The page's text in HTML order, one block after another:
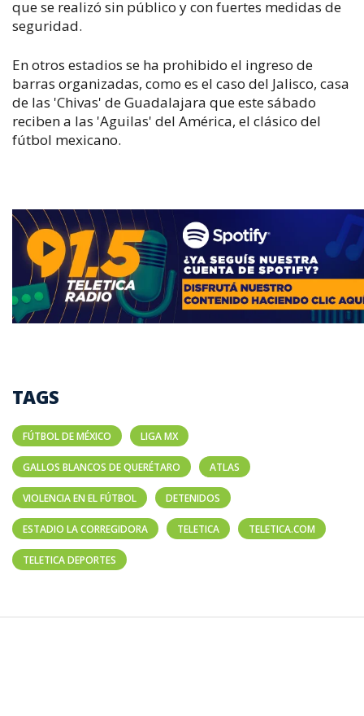
que se realizó sin público y con fuertes medidas de
seguridad.
En otros estadios se ha prohibido el ingreso de
barras organizadas, como es el caso del Jalisco, casa
de las 'Chivas' de Guadalajara que este sábado
reciben a las 'Aguilas' del América, el clásico del
fútbol mexicano.
TAGS
FÚTBOL DE MÉXICO LIGA MX
GALLOS BLANCOS DE QUERÉTARO ATLAS
VIOLENCIA EN EL FÚTBOL DETENIDOS
ESTADIO LA CORREGIDORA TELETICA TELETICA.COM
TELETICA DEPORTES